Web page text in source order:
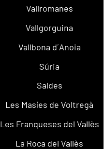
Vallromanes
Vallgorguina
Vallbona d´Anoia
Súria
Saldes
Les Masíes de Voltregà
Les Franqueses del Vallès
La Roca del Vallès